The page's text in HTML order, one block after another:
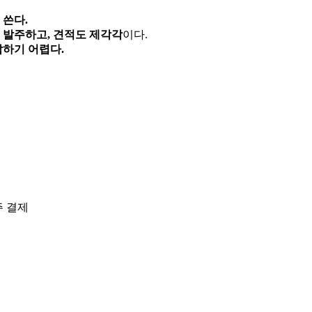
다.
발주하고, 견적도 제각각이다.
기 어렵다.
결제